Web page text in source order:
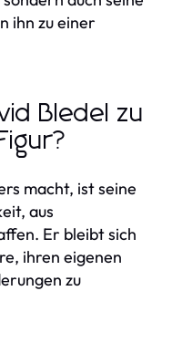
ihn zu einer
Bledel zu
macht, ist seine
aus
Er bleibt sich
ihren eigenen
zu